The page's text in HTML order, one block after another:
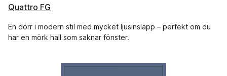
Quattro FG
En dörr i modern stil med mycket ljusinsläpp – perfekt om du
har en mörk hall som saknar fönster.